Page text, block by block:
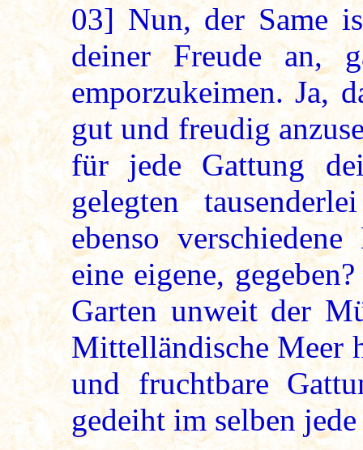
03] Nun, der Same
deiner Freude an,
emporzukeimen. Ja,
gut und freudig
für jede Gattung
gelegten
ebenso
eine eigene,
Garten unweit der
Mittelländische Meer
und fruchtbare
gedeiht im selben